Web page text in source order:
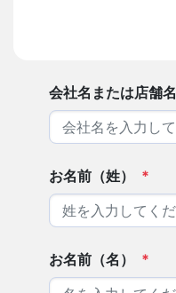
会社名または店舗名
お名前（姓） *
お名前（名） *